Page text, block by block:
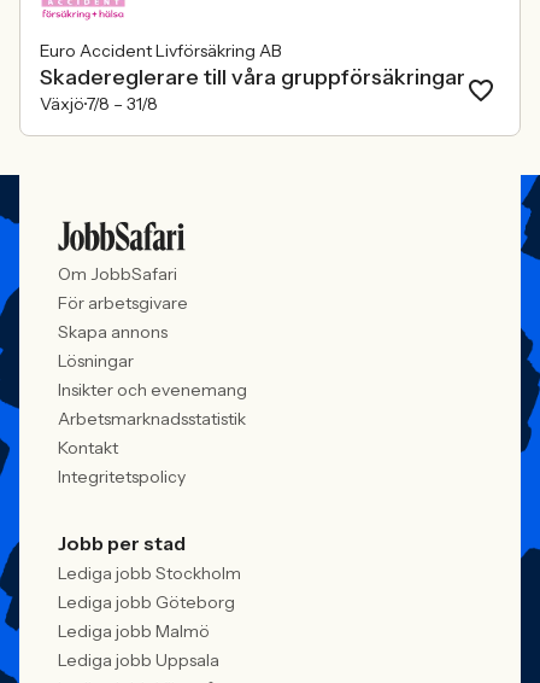
Euro Accident Livförsäkring AB
Skadereglerare till våra gruppförsäkringar
Växjö7/8 – 31/8
Om JobbSafari
För arbetsgivare
Skapa annons
Lösningar
Insikter och evenemang
Arbetsmarknadsstatistik
Kontakt
Integritetspolicy
Jobb per stad
Lediga jobb Stockholm
Lediga jobb Göteborg
Lediga jobb Malmö
Lediga jobb Uppsala